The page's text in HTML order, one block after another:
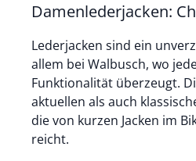
Damenlederjacken:
Lederjacken sind ein
allem bei Walbusch, wo
Funktionalität überzeugt.
aktuellen als auch
die von kurzen Jacken im
reicht.